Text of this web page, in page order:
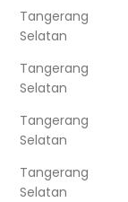
Tangerang
Selatan
Tangerang
Selatan
Tangerang
Selatan
Tangerang
Selatan